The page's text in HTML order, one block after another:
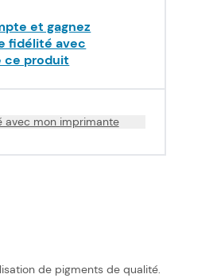
et gagnez
fidélité avec
ce produit
avec mon imprimante
de pigments de qualité.